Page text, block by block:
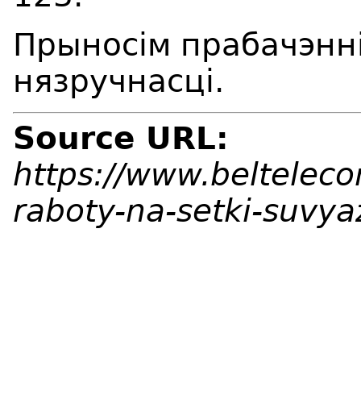
Прыносім
нязручнасці.
Source URL:
https://
raboty-na-setki-